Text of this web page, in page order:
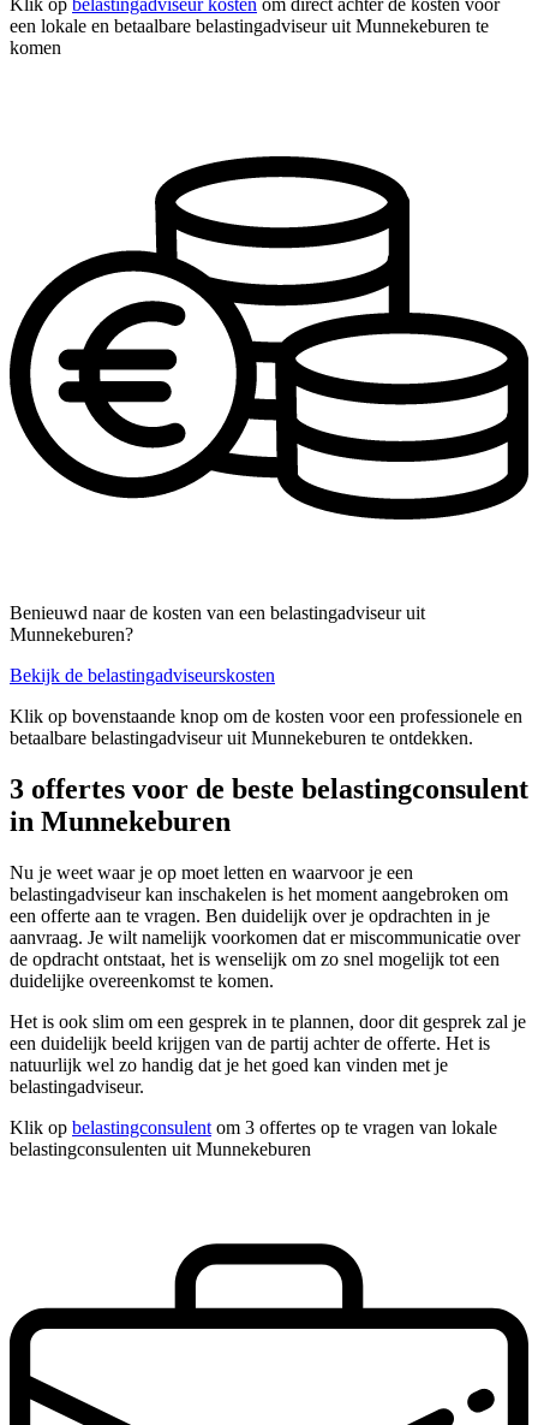
Klik op belastingadviseur kosten om direct achter de kosten voor
een lokale en betaalbare belastingadviseur uit Munnekeburen te
komen
Benieuwd naar de kosten van een belastingadviseur uit
Munnekeburen?
Bekijk de belastingadviseurskosten
Klik op bovenstaande knop om de kosten voor een professionele en
betaalbare belastingadviseur uit Munnekeburen te ontdekken.
3 offertes voor de beste belastingconsulent
in Munnekeburen
Nu je weet waar je op moet letten en waarvoor je een
belastingadviseur kan inschakelen is het moment aangebroken om
een offerte aan te vragen. Ben duidelijk over je opdrachten in je
aanvraag. Je wilt namelijk voorkomen dat er miscommunicatie over
de opdracht ontstaat, het is wenselijk om zo snel mogelijk tot een
duidelijke overeenkomst te komen.
Het is ook slim om een gesprek in te plannen, door dit gesprek zal je
een duidelijk beeld krijgen van de partij achter de offerte. Het is
natuurlijk wel zo handig dat je het goed kan vinden met je
belastingadviseur.
Klik op belastingconsulent om 3 offertes op te vragen van lokale
belastingconsulenten uit Munnekeburen